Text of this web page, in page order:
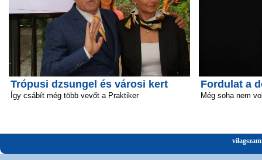
Trópusi dzsungel és városi kert
Így csábít még több vevőt a Praktiker
Fordulat a
Még soha nem